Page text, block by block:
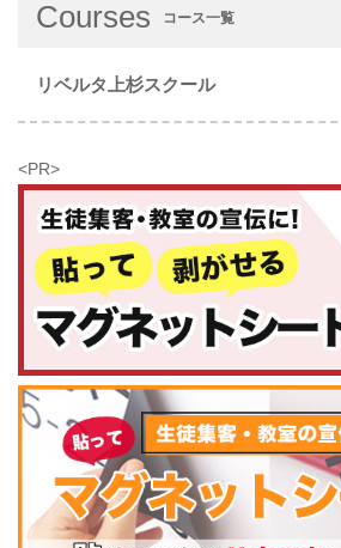
Courses コース一覧
リベルタ上杉スクール
<PR>